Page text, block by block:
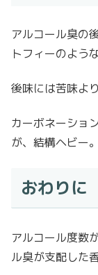
アルコール臭の
トフィーのよう
後味には苦味よ
カーボネーショ
が、結構ヘビー。
おわりに
アルコール度数
ル臭が支配した